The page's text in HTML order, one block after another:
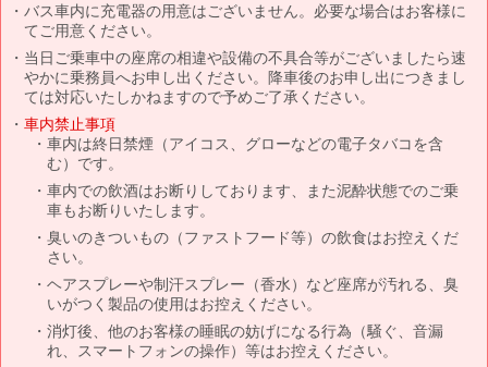
バス車内に充電器の用意はございません。必要な場合はお客様に
てご用意ください。
当日ご乗車中の座席の相違や設備の不具合等がございましたら速
やかに乗務員へお申し出ください。降車後のお申し出につきまし
ては対応いたしかねますので予めご了承ください。
車内禁止事項
車内は終日禁煙（アイコス、グローなどの電子タバコを含
む）です。
車内での飲酒はお断りしております、また泥酔状態でのご乗
車もお断りいたします。
臭いのきついもの（ファストフード等）の飲食はお控えくだ
さい。
ヘアスプレーや制汗スプレー（香水）など座席が汚れる、臭
いがつく製品の使用はお控えください。
消灯後、他のお客様の睡眠の妨げになる行為（騒ぐ、音漏
れ、スマートフォンの操作）等はお控えください。